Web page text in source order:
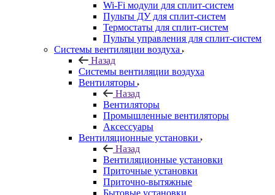
Wi-Fi модули для сплит-систем
Пульты ДУ для сплит-систем
Термостаты для сплит-систем
Пульты управления для сплит-систем
Системы вентиляции воздуха
Назад
Системы вентиляции воздуха
Вентиляторы
Назад
Вентиляторы
Промышленные вентиляторы
Аксессуары
Вентиляционные установки
Назад
Вентиляционные установки
Приточные установки
Приточно-вытяжные
Бытовые установки